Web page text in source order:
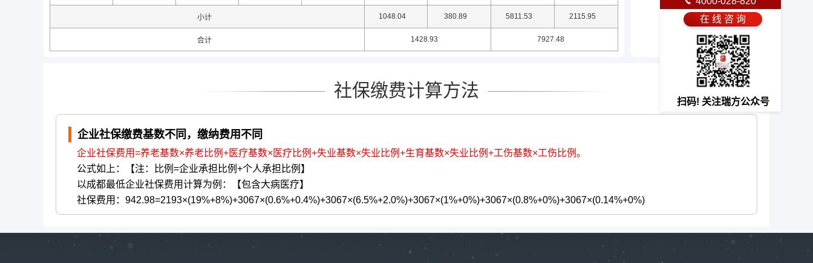
小计 1048.04 380.89 5811.53 2115.95
合计 1428.93 7927.48
社保缴费计算方法
企业社保缴费基数不同，缴纳费用不同
企业社保费用=养老基数×养老比例+医疗基数×医疗比例+失业基数×失业比例+生育基数×失业比例+工伤基数×工伤比例。
公式如上：【注：比例=企业承担比例+个人承担比例】
以成都最低企业社保费用计算为例：【包含大病医疗】
社保费用：942.98=2193×(19%+8%)+3067×(0.6%+0.4%)+3067×(6.5%+2.0%)+3067×(1%+0%)+3067×(0.8%+0%)+3067×(0.14%+0%)
在 线 咨 询
扫码! 关注瑞方公众号